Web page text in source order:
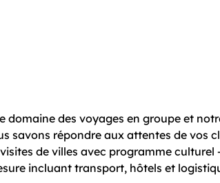
domaine des voyages en groupe et
savons répondre aux attentes de vos
de villes avec programme culturel
incluant transport, hôtels et